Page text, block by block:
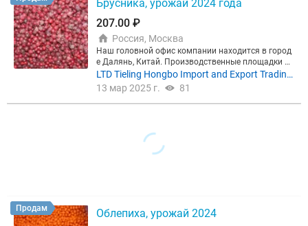
ству цену можем обсудить! Будем благодарны о
братной связи!
Брусника, урожай 2024 года
207.00 ₽
Россия, Москва
Наш головной офис компании находится в город
е Далянь, Китай. Производственные площадки ра
сположены в провинции Шандунь и провинции Х
эйлондзян. Предлагаем рассмотреть наше предл
ожение на ягоды, урожай 2024 года. Брусника - 1
8000 CNY/MT класс А Условия ФСА Маньчжурия.
атной связи!
LTD Tieling Hongbo Import and Export Trading
Co., Ltd
13 мар 2025 г. 81
Продам
Облепиха, урожай 2024